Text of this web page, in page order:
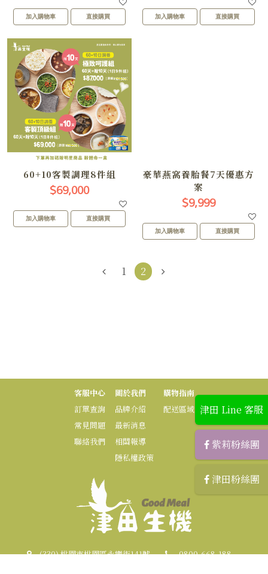
加入購物車 直接購買 加入購物車 直接購買
60+10客製調理8件組
$69,000
加入購物車 直接購買
豪華燕窩養胎餐7天優惠方
案
$9,999
加入購物車 直接購買
1 2
津田 Line 客服
紫莉粉絲團
津田粉絲團
客服中心
訂單查詢
常見問題
聯絡我們
關於我們
品牌介紹
最新消息
相關報導
隱私權政策
購物指南
配送區域
(330) 桃園市桃園區永樂街141號
0800-668-188